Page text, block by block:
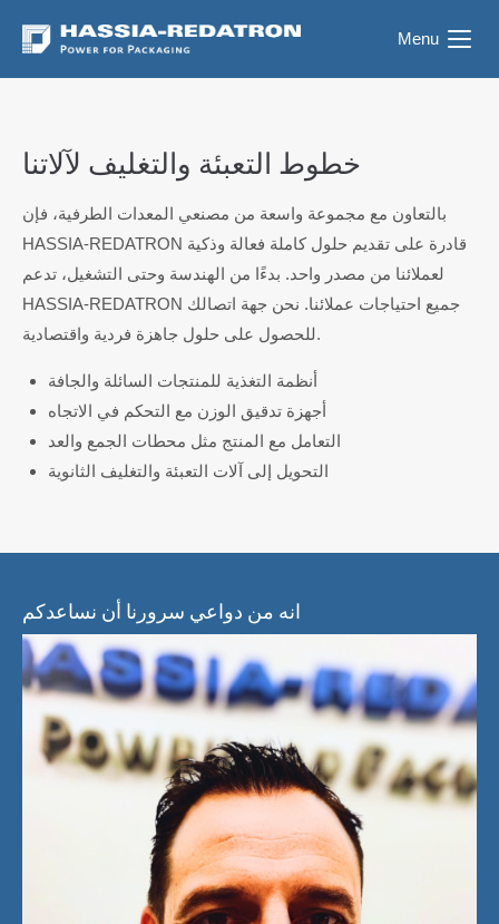
Menu
خطوط التعبئة والتغليف لآلاتنا
بالتعاون مع مجموعة واسعة من مصنعي المعدات الطرفية، فإن
HASSIA-REDATRON قادرة على تقديم حلول كاملة فعالة وذكية
لعملائنا من مصدر واحد. بدءًا من الهندسة وحتى التشغيل، تدعم
HASSIA-REDATRON جميع احتياجات عملائنا. نحن جهة اتصالك
للحصول على حلول جاهزة فردية واقتصادية.
أنظمة التغذية للمنتجات السائلة والجافة
أجهزة تدقيق الوزن مع التحكم في الاتجاه
التعامل مع المنتج مثل محطات الجمع والعد
التحويل إلى آلات التعبئة والتغليف الثانوية
انه من دواعي سرورنا أن نساعدكم